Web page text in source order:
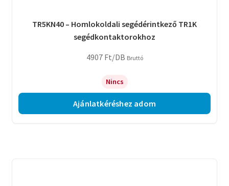
TR5KN40 – Homlokoldali segédérintkező TR1K
segédkontaktorokhoz
4907 Ft/DB Bruttó
Nincs
Ajánlatkéréshez adom